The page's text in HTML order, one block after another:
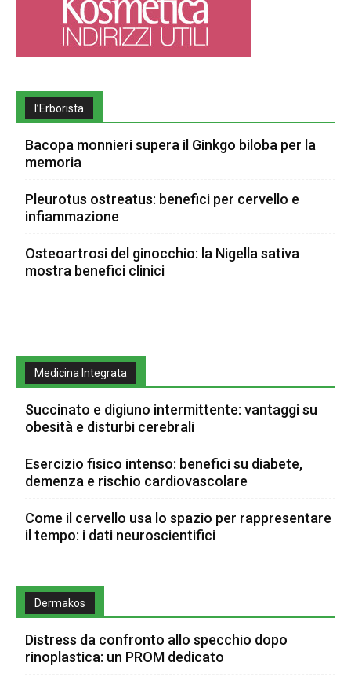
l’Erborista
Bacopa monnieri supera il Ginkgo biloba per la
memoria
Pleurotus ostreatus: benefici per cervello e
infiammazione
Osteoartrosi del ginocchio: la Nigella sativa
mostra benefici clinici
Medicina Integrata
Succinato e digiuno intermittente: vantaggi su
obesità e disturbi cerebrali
Esercizio fisico intenso: benefici su diabete,
demenza e rischio cardiovascolare
Come il cervello usa lo spazio per rappresentare
il tempo: i dati neuroscientifici
Dermakos
Distress da confronto allo specchio dopo
rinoplastica: un PROM dedicato